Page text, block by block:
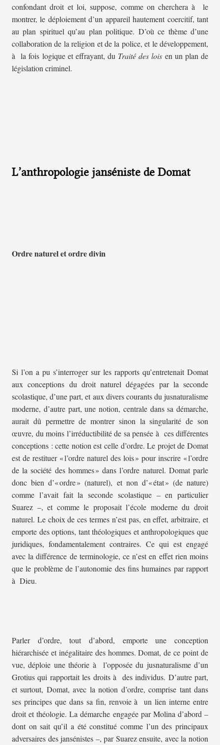
confondant droit et loi, suppose, comme on cherchera à le
montrer, le déploiement d’un appareil hautement coercitif, tant
au plan spirituel qu’au plan politique. D’où ce thème d’une
collaboration de la religion et de la police, et le développement,
à la fois logique et effrayant, du Traité des lois en un plan de
législation criminel.
L’anthropologie janséniste de Domat
Ordre naturel et ordre divin
Si l’on a pu s’interroger sur les rapports qu’entretenait Domat
aux conceptions du droit naturel dégagées par la seconde
scolastique, d’une part, et aux divers courants du jusnaturalisme
moderne, d’autre part, une notion, centrale dans sa démarche,
aurait dû permettre de montrer sinon la singularité de son
œuvre, du moins l’irréductibilité de sa pensée à ces différentes
conceptions : cette notion est celle d’ordre. Le projet de Domat
est de restituer « l’ordre naturel des lois » pour inscrire « l’ordre
de la société des hommes » dans l’ordre naturel. Domat parle
donc bien d’« ordre » (naturel), et non d’« état » (de nature)
comme l’avait fait la seconde scolastique – en particulier
Suarez –, et comme le proposait l’école moderne du droit
naturel. Le choix de ces termes n’est pas, en effet, arbitraire, et
emporte des options, tant théologiques et anthropologiques que
juridiques, fondamentalement contraires. Ce qui est engagé
avec la différence de terminologie, ce n’est en effet rien moins
que le problème de l’autonomie des fins humaines par rapport
à Dieu.
Parler d’ordre, tout d’abord, emporte une conception
hiérarchisée et inégalitaire des hommes. Domat, de ce point de
vue, déploie une théorie à l’opposée du jusnaturalisme d’un
Grotius qui rapportait les droits à des individus. D’autre part,
et surtout, Domat, avec la notion d’ordre, comprise tant dans
ses principes que dans sa fin, renvoie à un lien interne entre
droit et théologie. La démarche engagée par Molina d’abord –
dont on sait qu’il a été constitué comme l’un des principaux
adversaires des jansénistes –, par Suarez ensuite, avec la notion